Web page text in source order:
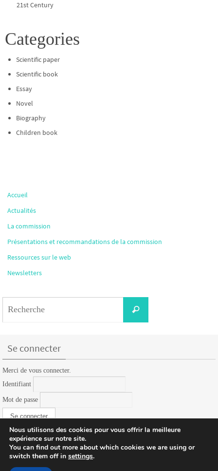
21st Century
Categories
Scientific paper
Scientific book
Essay
Novel
Biography
Children book
Accueil
Actualités
La commission
Présentations et recommandations de la commission
Ressources sur le web
Newsletters
Recherche
Se connecter
Merci de vous connecter.
Identifiant
Mot de passe
Nous utilisons des cookies pour vous offrir la meilleure
expérience sur notre site.
You can find out more about which cookies we are using or
switch them off in settings.